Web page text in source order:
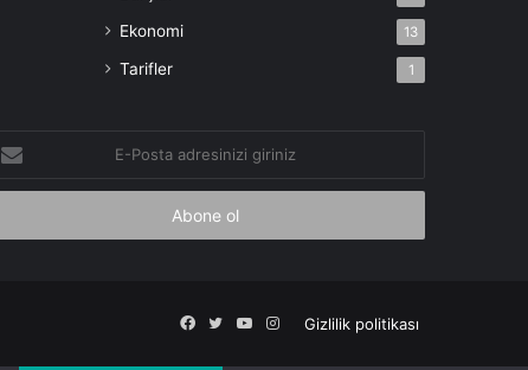
Ekonomi 13
Tarifler 1
Gizlilik politikası
Facebook
X YouTube
Instagram